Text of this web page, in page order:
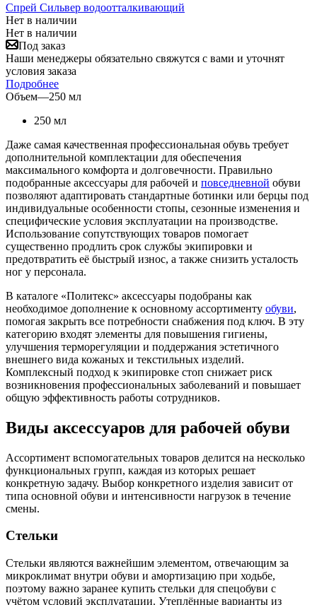
Спрей Сильвер водоотталкивающий
Нет в наличии
Нет в наличии
Под заказ
Наши менеджеры обязательно свяжутся с вами и уточнят
условия заказа
Подробнее
Объем—250 мл
250 мл
Даже самая качественная профессиональная обувь требует
дополнительной комплектации для обеспечения
максимального комфорта и долговечности. Правильно
подобранные аксессуары для рабочей и повседневной обуви
позволяют адаптировать стандартные ботинки или берцы под
индивидуальные особенности стопы, сезонные изменения и
специфические условия эксплуатации на производстве.
Использование сопутствующих товаров помогает
существенно продлить срок службы экипировки и
предотвратить её быстрый износ, а также снизить усталость
ног у персонала.
В каталоге «Политекс» аксессуары подобраны как
необходимое дополнение к основному ассортименту обуви,
помогая закрыть все потребности снабжения под ключ. В эту
категорию входят элементы для повышения гигиены,
улучшения терморегуляции и поддержания эстетичного
внешнего вида кожаных и текстильных изделий.
Комплексный подход к экипировке стоп снижает риск
возникновения профессиональных заболеваний и повышает
общую эффективность работы сотрудников.
Виды аксессуаров для рабочей обуви
Ассортимент вспомогательных товаров делится на несколько
функциональных групп, каждая из которых решает
конкретную задачу. Выбор конкретного изделия зависит от
типа основной обуви и интенсивности нагрузок в течение
смены.
Стельки
Стельки являются важнейшим элементом, отвечающим за
микроклимат внутри обуви и амортизацию при ходьбе,
поэтому важно заранее купить стельки для спецобуви с
учётом условий эксплуатации. Утеплённые варианты из